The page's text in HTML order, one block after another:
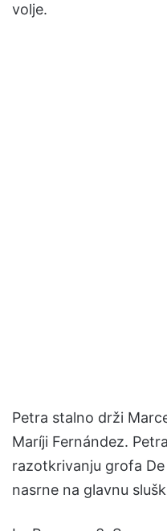
volje.
Petra stalno drži
Maríji Fernández.
razotkrivanju grofa
nasrne na glavnu